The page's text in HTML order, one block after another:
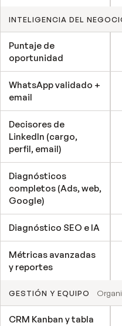
INTELIGENCIA DEL
Puntaje de
oportunidad
WhatsApp validado +
email
Decisores de
LinkedIn (cargo,
perfil, email)
Diagnósticos
completos (Ads, web,
Google)
Diagnóstico SEO e IA
Métricas avanzadas
y reportes
GESTIÓN Y EQUIPO
CRM Kanban y tabla